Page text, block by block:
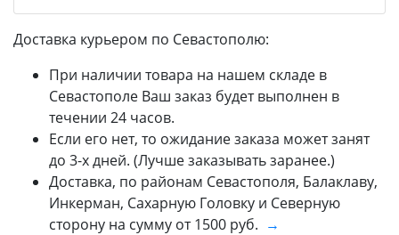
Доставка курьером по Севастополю:
При наличии товара на нашем складе в
Севастополе Ваш заказ будет выполнен в
течении 24 часов.
Если его нет, то ожидание заказа может занят
до 3-х дней. (Лучше заказывать заранее.)
Доставка, по районам Севастополя, Балаклаву,
Инкерман, Сахарную Головку и Северную
сторону на сумму от 1500 руб. →